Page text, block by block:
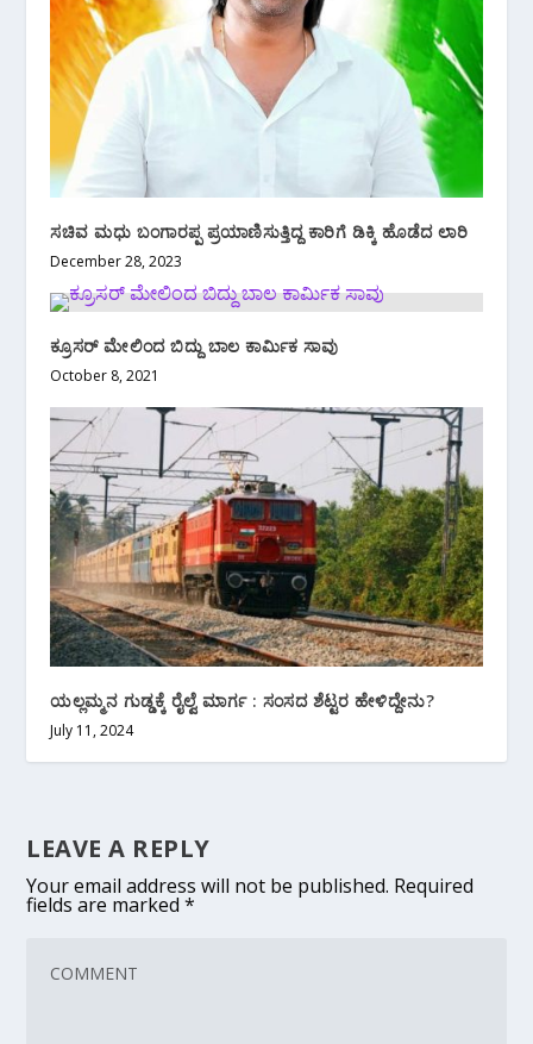
ಸಚಿವ ಮಧು ಬಂಗಾರಪ್ಪ ಪ್ರಯಾಣಿಸುತ್ತಿದ್ದ ಕಾರಿಗೆ ಡಿಕ್ಕಿ ಹೊಡೆದ ಲಾರಿ
December 28, 2023
ಕ್ರೂಸರ್ ಮೇಲಿಂದ ಬಿದ್ದು ಬಾಲ ಕಾರ್ಮಿಕ ಸಾವು
October 8, 2021
ಯಲ್ಲಮ್ಮನ ಗುಡ್ಡಕ್ಕೆ ರೈಲ್ವೆ ಮಾರ್ಗ : ಸಂಸದ ಶೆಟ್ಟರ ಹೇಳಿದ್ದೇನು?
July 11, 2024
LEAVE A REPLY
Your email address will not be published. Required
fields are marked*